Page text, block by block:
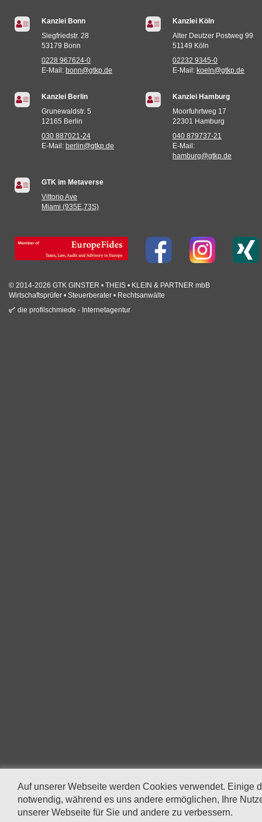
Kanzlei Bonn
Siegfriedstr. 28
53179 Bonn
0228 967624-0
E-Mail: bonn@gtkp.de
Kanzlei Köln
Alter Deutzer Postweg 99
51149 Köln
02232 9345-0
E-Mail: koeln@gtkp.de
Kanzlei Berlin
Grunewaldstr. 5
12165 Berlin
030 887021-24
E-Mail: berlin@gtkp.de
Kanzlei Hamburg
Moorfuhrtweg 17
22301 Hamburg
040 879737-21
E-Mail:
hamburg@gtkp.de
GTK im Metaverse
Vittorio Ave
Miami (935E,73S)
© 2014-2026 GTK GINSTER • THEIS • KLEIN & PARTNER mbB
Wirtschaftsprüfer • Steuerberater • Rechtsanwälte
die profilschmiede - Internetagentur
Auf unserer Webseite werden Cookies verwendet. Einige
notwendig, während es uns andere ermöglichen, Ihre
unserer Webseite für Sie und andere zu verbessern.